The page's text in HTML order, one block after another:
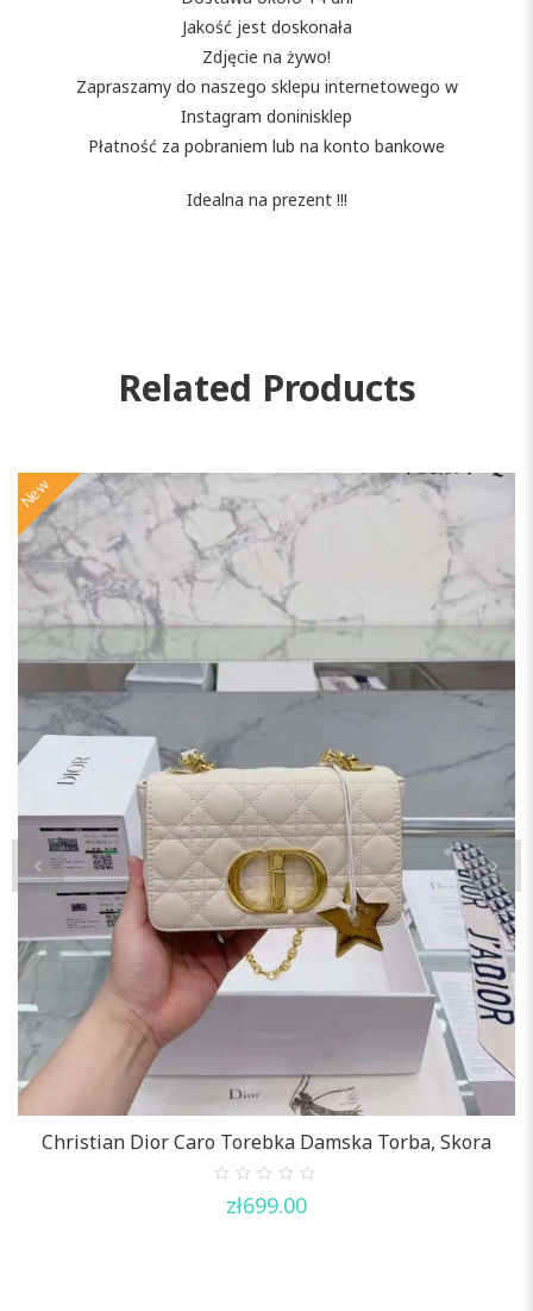
Jakość jest doskonała
Zdjęcie na żywo!
Zapraszamy do naszego sklepu internetowego w
Instagram doninisklep
Płatność za pobraniem lub na konto bankowe
Idealna na prezent !!!
Related Products
New
Christian Dior Caro Torebka Damska Torba, Skora
out
zł699.00